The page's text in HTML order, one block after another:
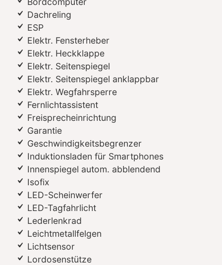
Dachreling
ESP
Elektr. Fensterheber
Elektr. Heckklappe
Elektr. Seitenspiegel
Elektr. Seitenspiegel anklappbar
Elektr. Wegfahrsperre
Fernlichtassistent
Freisprecheinrichtung
Garantie
Geschwindigkeitsbegrenzer
Induktionsladen für Smartphones
Innenspiegel autom. abblendend
Isofix
LED-Scheinwerfer
LED-Tagfahrlicht
Lederlenkrad
Leichtmetallfelgen
Lichtsensor
Lordosenstütze